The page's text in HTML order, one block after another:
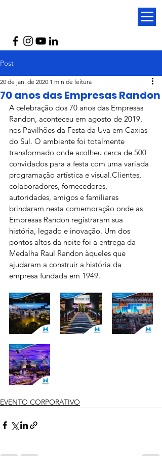
Post
70 anos das Empresas Randon
20 de jan. de 2020 1 min de leitura
A celebração dos 70 anos das Empresas
Randon, aconteceu em agosto de 2019,
nos Pavilhões da Festa da Uva em Caxias
do Sul. O ambiente foi totalmente
transformado onde acolheu cerca de 500
convidados para a festa com uma variada
programação artística e visual.Clientes,
colaboradores, fornecedores,
autoridades, amigos e familiares
brindaram nesta comemoração onde as
Empresas Randon registraram sua
história, legado e inovação. Um dos
pontos altos da noite foi a entrega da
Medalha Raul Randon àqueles que
ajudaram a construir a história da
empresa fundada em 1949.
EVENTO CORPORATIVO